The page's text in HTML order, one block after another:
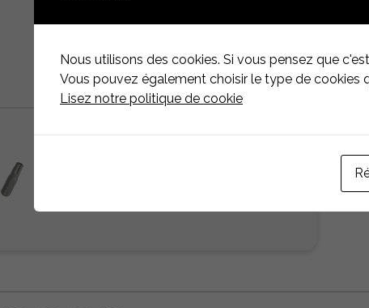
Nous utilisons des cookies. Si vous pensez que
Vous pouvez également choisir le type de cookies
Lisez notre politique de cookie